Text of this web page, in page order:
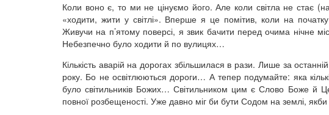
Коли воно є, то ми не цінуємо його. Але коли світла не стає
«ходити, жити у світлі». Вперше я це помітив, коли на
Живучи на п’ятому поверсі, я звик бачити перед очима нічне
Небезпечно було ходити й по вулицях…
Кількість аварій на дорогах збільшилася в рази. Лише за
року. Бо не освітлюються дороги… А тепер подумайте: яка
було світильників Божих… Світильником цим є Слово Боже й
повної розбещеності. Уже давно міг би бути Содом на землі,